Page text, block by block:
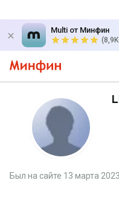
Multi от Минфин
Был на сайте 13 марта 2023